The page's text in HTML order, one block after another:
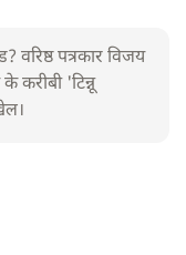
वरिष्ठ पत्रकार विजय
करीबी 'टिन्नू